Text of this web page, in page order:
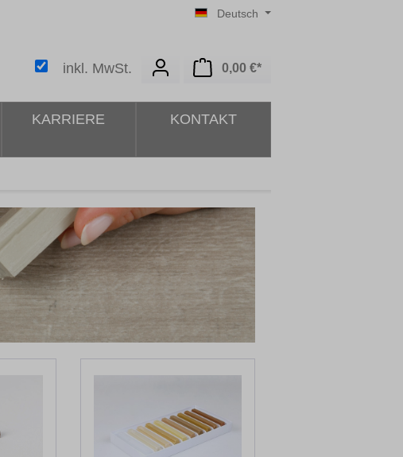
Deutsch
inkl. MwSt. 0,00 €*Warenkorb enthält 0
KARRIERE KONTAKT